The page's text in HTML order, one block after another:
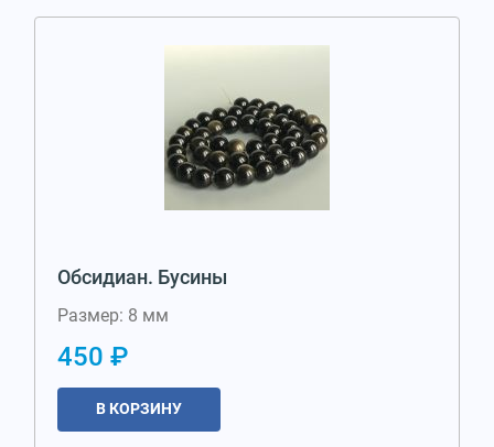
Обсидиан. Бусины
Размер: 8 мм
450 ₽
В КОРЗИНУ